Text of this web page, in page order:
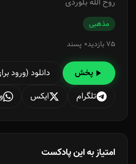
مذهبی
75 بازدید
0 پسند
پخش
دانلود (ورود
تلگرام
ایکس
امتیاز به این پادکست